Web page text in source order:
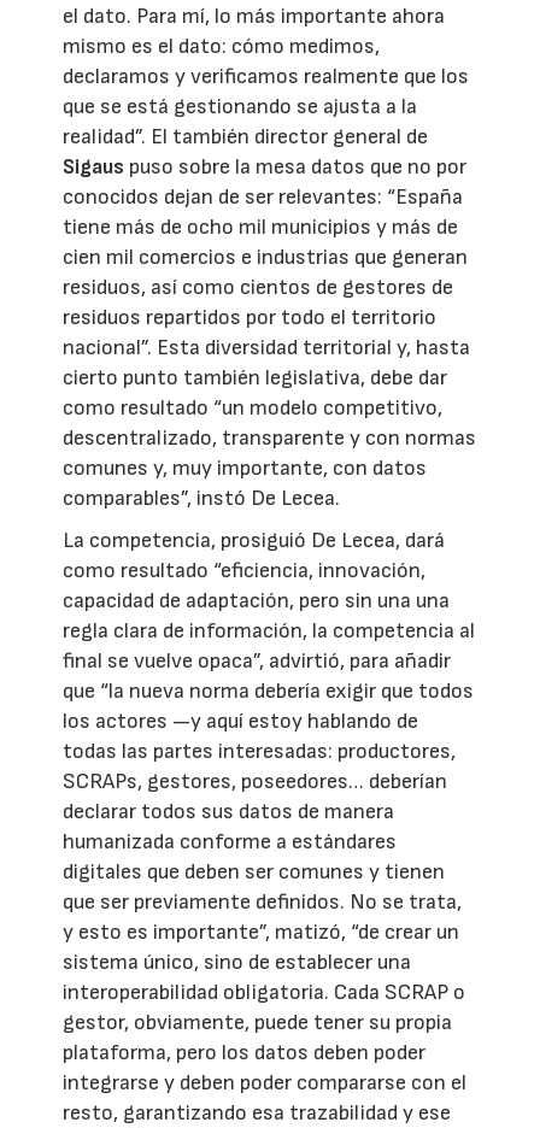
el dato. Para mí, lo más importante ahora
mismo es el dato: cómo medimos,
declaramos y verificamos realmente que los
que se está gestionando se ajusta a la
realidad”. El también director general de
Sigaus puso sobre la mesa datos que no por
conocidos dejan de ser relevantes: “España
tiene más de ocho mil municipios y más de
cien mil comercios e industrias que generan
residuos, así como cientos de gestores de
residuos repartidos por todo el territorio
nacional”. Esta diversidad territorial y, hasta
cierto punto también legislativa, debe dar
como resultado “un modelo competitivo,
descentralizado, transparente y con normas
comunes y, muy importante, con datos
comparables”, instó De Lecea.
La competencia, prosiguió De Lecea, dará
como resultado “eficiencia, innovación,
capacidad de adaptación, pero sin una una
regla clara de información, la competencia al
final se vuelve opaca”, advirtió, para añadir
que “la nueva norma debería exigir que todos
los actores —y aquí estoy hablando de
todas las partes interesadas: productores,
SCRAPs, gestores, poseedores… deberían
declarar todos sus datos de manera
humanizada conforme a estándares
digitales que deben ser comunes y tienen
que ser previamente definidos. No se trata,
y esto es importante”, matizó, “de crear un
sistema único, sino de establecer una
interoperabilidad obligatoria. Cada SCRAP o
gestor, obviamente, puede tener su propia
plataforma, pero los datos deben poder
integrarse y deben poder compararse con el
resto, garantizando esa trazabilidad y ese